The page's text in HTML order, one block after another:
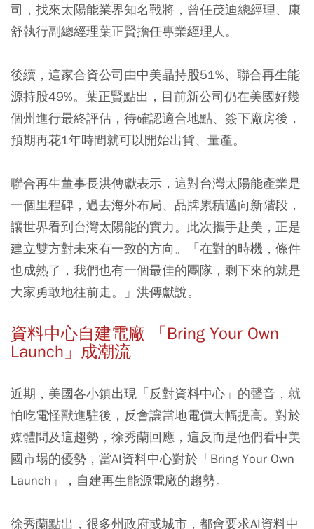
司，找來太陽能業界知名戰將，曾任茂迪總經理、康
舒執行副總經理葉正賢擔任專業經理人。
後續，這家合資公司由中美晶持股51%、聯合再生能
源持股49%。葉正賢點出，目前新公司仍在美國好幾
個州進行最終評估，待確認適合地點、簽下廠房後，
預期再花1年時間就可以開始出貨、量產。
聯合再生董事長洪傳獻表示，這對台灣太陽能產業是
一個里程碑，過去海外布局、品牌累積邁向新階段，
讓世界看到台灣太陽能的實力。此次攜手赴美，正是
建立雙方對未來有一致的方向。「在對的時機，條件
也成熟了，我們也有一個最佳的團隊，剩下來的就是
大家勇敢地往前走。」洪傳獻說。
資料中心自建電廠 「Bring Your Own
Launch」成潮流
近期，美國各小鎮出現「反對資料中心」的聲音，就
怕吃電怪獸進駐後，反會讓當地電價大幅提高。對於
媒體問及這趨勢，徐秀蘭回應，這反而是他們看中美
國市場的優勢，當AI資料中心對於「Bring Your Own
Launch」，自建再生能源電廠的趨勢。
徐秀蘭點出，很多州政府或城市，都會要求AI資料中